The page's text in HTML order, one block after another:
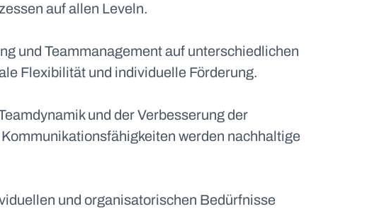
auf allen Leveln.
und Teammanagement auf unterschiedlichen
Flexibilität und individuelle Förderung.
und der Verbesserung der
werden nachhaltige
und organisatorischen Bedürfnisse